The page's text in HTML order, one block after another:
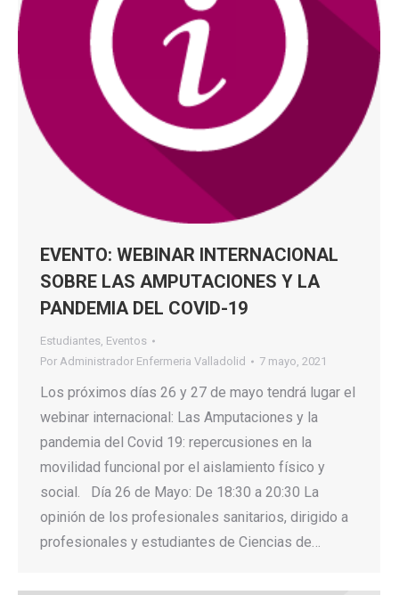
EVENTO: WEBINAR INTERNACIONAL
SOBRE LAS AMPUTACIONES Y LA
PANDEMIA DEL COVID-19
Estudiantes, Eventos
Por Administrador Enfermeria Valladolid 7 mayo, 2021
Los próximos días 26 y 27 de mayo tendrá lugar el
webinar internacional: Las Amputaciones y la
pandemia del Covid 19: repercusiones en la
movilidad funcional por el aislamiento físico y
social. Día 26 de Mayo: De 18:30 a 20:30 La
opinión de los profesionales sanitarios, dirigido a
profesionales y estudiantes de Ciencias de…